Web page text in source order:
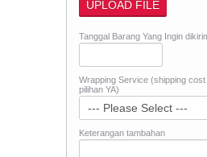
Tanggal Barang Yang Ingin
Wrapping Service (shipping cost
pilihan YA)
Keterangan tambahan